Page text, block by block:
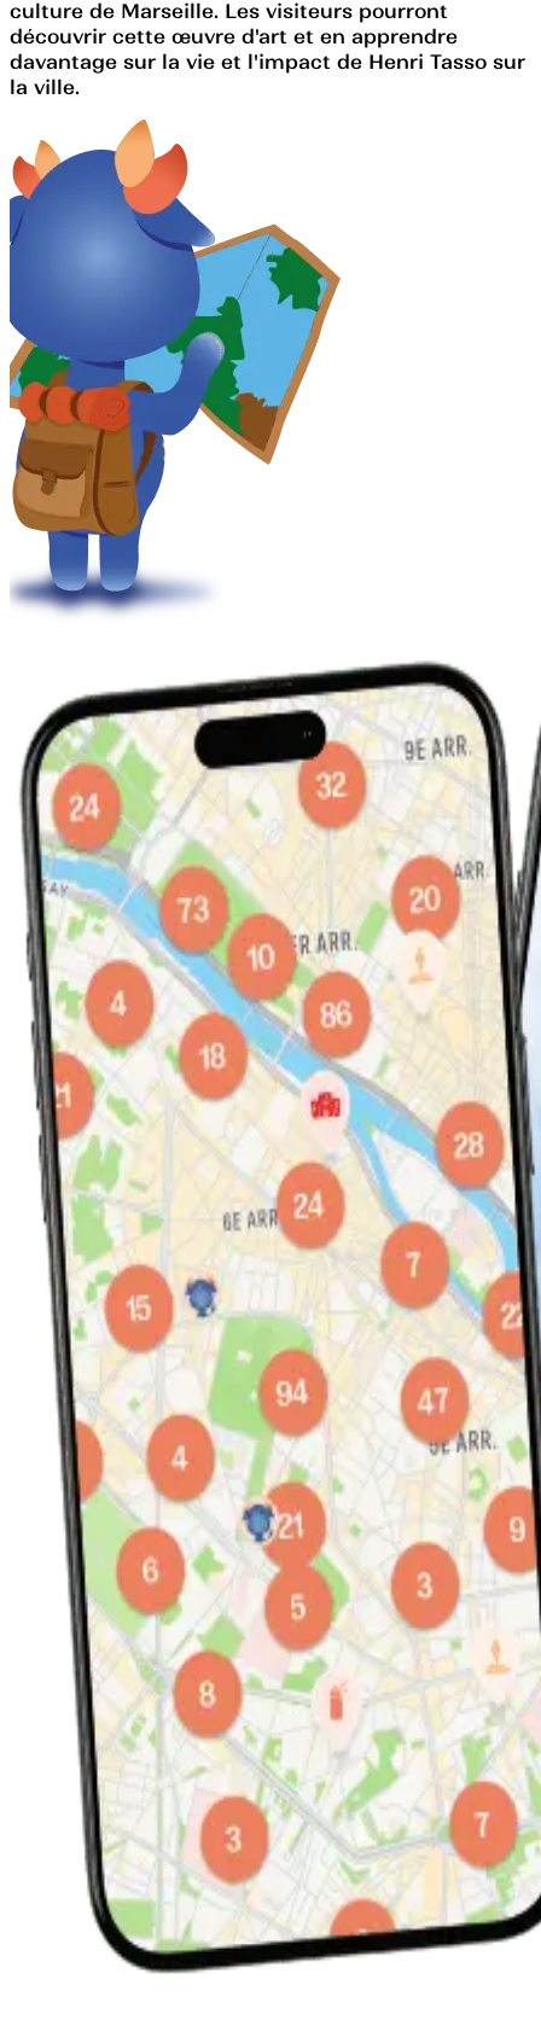
culture de Marseille. Les visiteurs pourront
découvrir cette œuvre d'art et en apprendre
davantage sur la vie et l'impact de Henri Tasso sur
la ville.